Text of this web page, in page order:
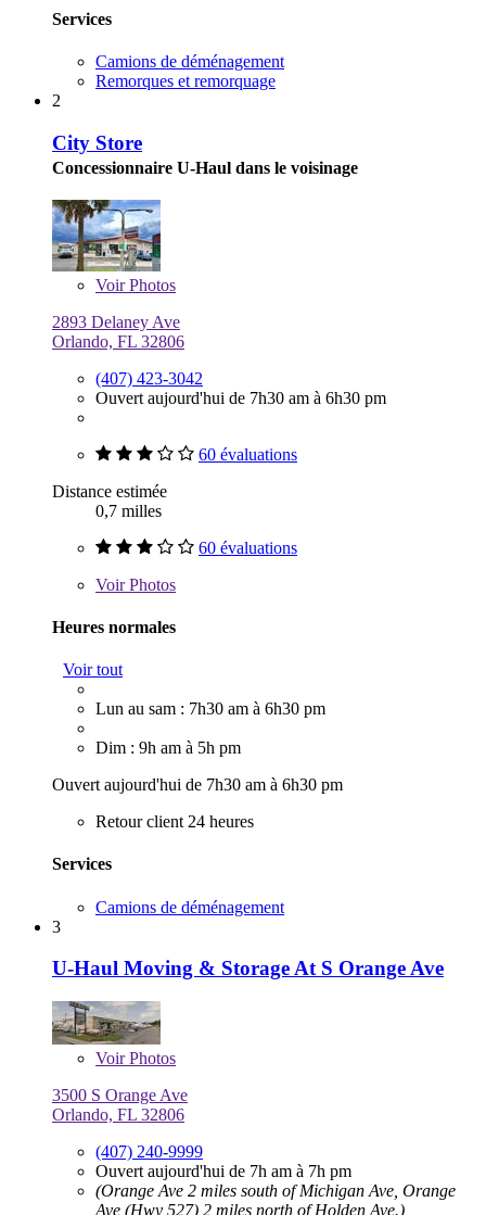
Services
Camions de déménagement
Remorques et remorquage
2
City Store
Concessionnaire U-Haul dans le voisinage
VoirPhotos
2893 Delaney Ave
Orlando, FL 32806
(407) 423-3042
Ouvert aujourd'hui de 7h30 am à 6h30 pm
60 évaluations
Distance estimée
0,7 milles
60 évaluations
VoirPhotos
Heures normales
Voir tout
Lun au sam : 7h30 am à 6h30 pm
Dim : 9h am à 5h pm
Ouvert aujourd'hui de 7h30 am à 6h30 pm
Retour client 24 heures
Services
Camions de déménagement
3
U-Haul Moving & Storage At S Orange Ave
VoirPhotos
3500 S Orange Ave
Orlando, FL 32806
(407) 240-9999
Ouvert aujourd'hui de 7h am à 7h pm
(Orange Ave 2 miles south of Michigan Ave, Orange
Ave (Hwy 527) 2 miles north of Holden Ave.)